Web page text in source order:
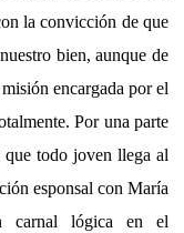
la convicción de que
bien, aunque de
encargada por el
Por una parte
que todo joven llega al
esponsal con María
carnal lógica en el